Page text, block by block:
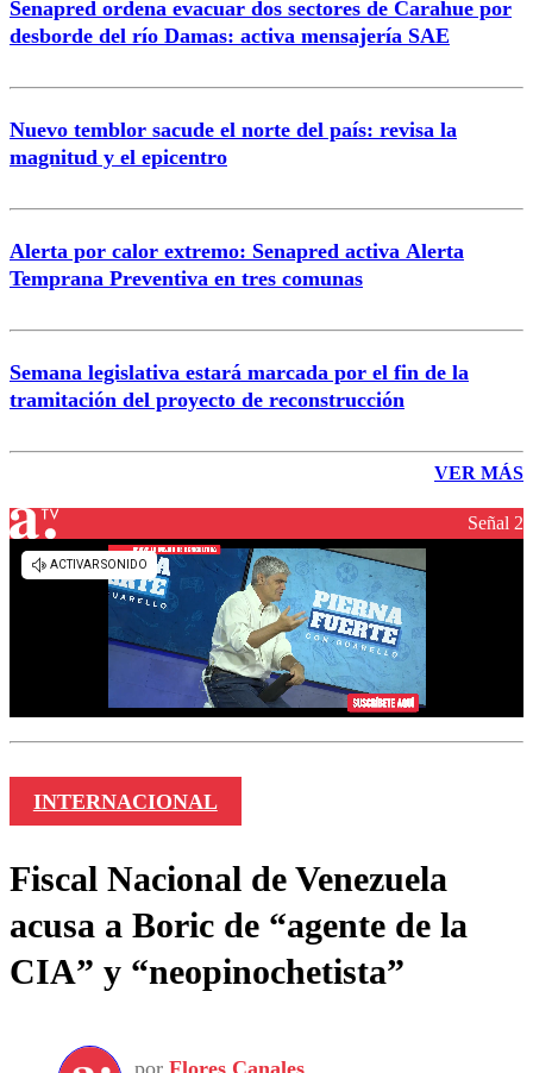
Senapred ordena evacuar dos sectores de Carahue por
desborde del río Damas: activa mensajería SAE
Nuevo temblor sacude el norte del país: revisa la
magnitud y el epicentro
Alerta por calor extremo: Senapred activa Alerta
Temprana Preventiva en tres comunas
Semana legislativa estará marcada por el fin de la
tramitación del proyecto de reconstrucción
VER MÁS
Señal 2
INTERNACIONAL
Fiscal Nacional de Venezuela
acusa a Boric de “agente de la
CIA” y “neopinochetista”